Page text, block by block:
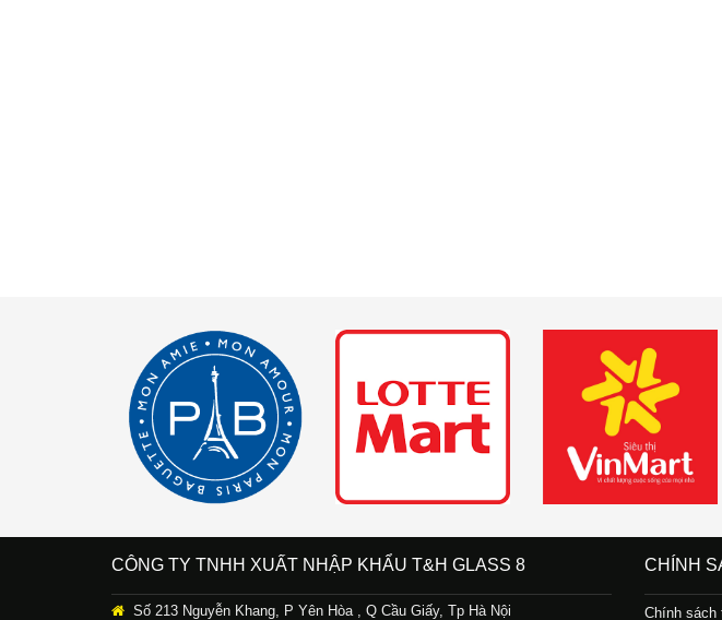
CÔNG TY TNHH XUẤT NHẬP KHẨU T&H GLASS 8
Số 213 Nguyễn Khang, P Yên Hòa , Q Cầu Giấy, Tp Hà Nội
CHÍNH
Chính sách